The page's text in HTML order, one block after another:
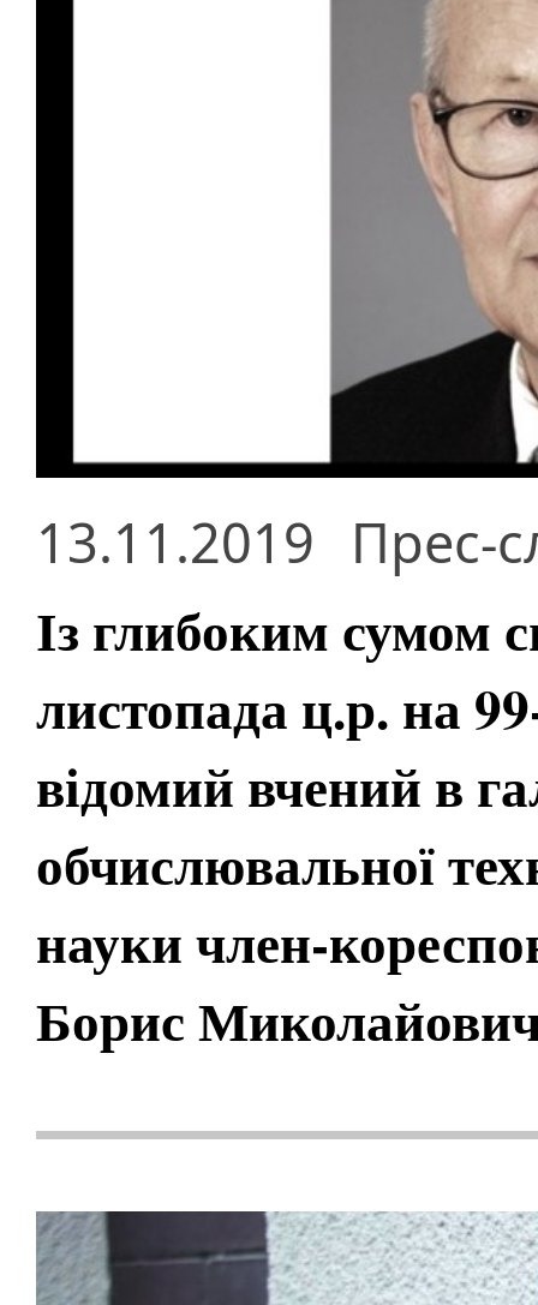
13.11.2019 Прес-
Із глибоким сумом
листопада ц.р. на
відомий вчений в
обчислювальної
науки член-
Борис